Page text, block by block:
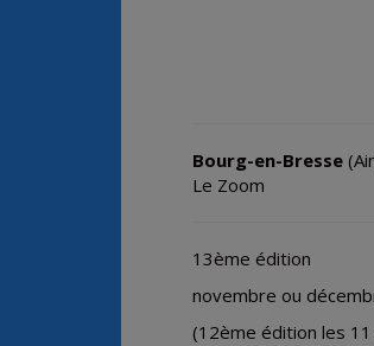
Bourg-en-Bresse
Le Zoom
13ème édition
novembre ou
(12ème édition les